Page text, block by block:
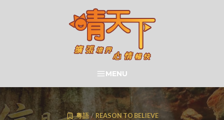
晴天下 SHININGMEUP
SEARCH
MENU
粵語 / REASON TO BELIEVE